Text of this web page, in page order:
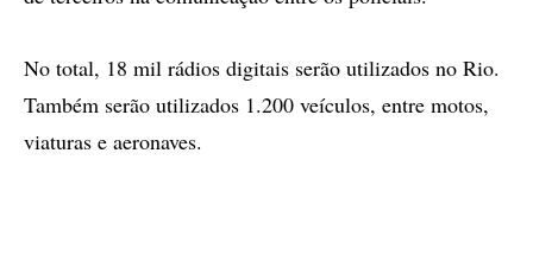
No total, 18 mil rádios digitais serão utilizados no Rio.
Também serão utilizados 1.200 veículos, entre motos,
viaturas e aeronaves.